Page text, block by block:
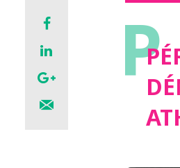
P